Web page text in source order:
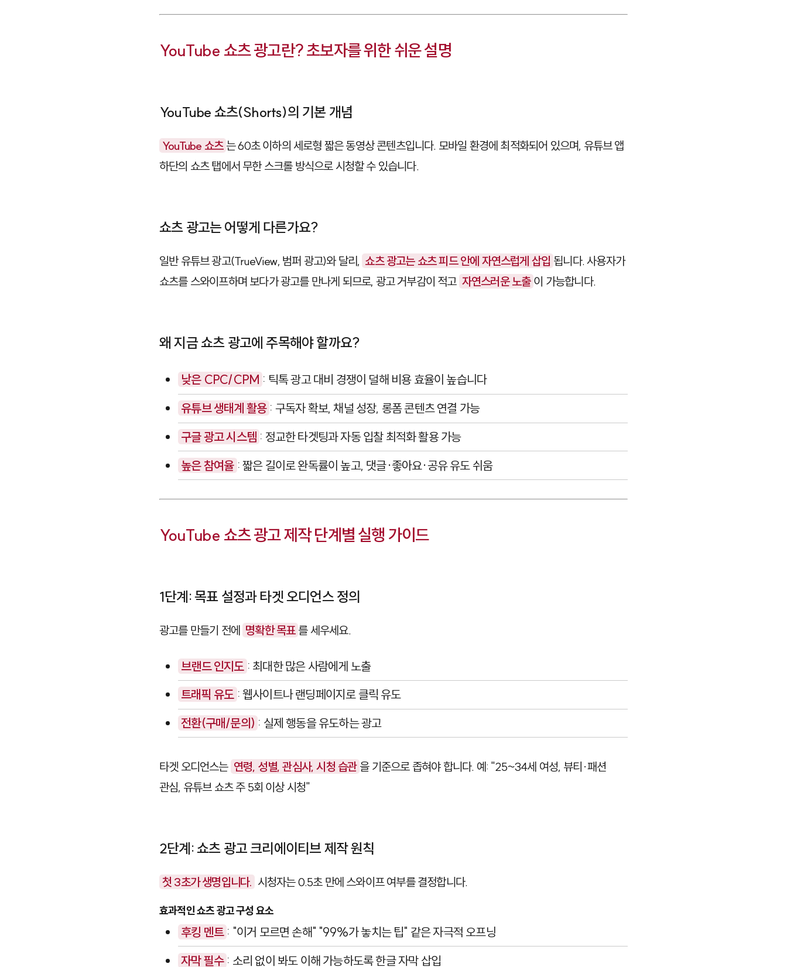
YouTube 쇼츠 광고란? 초보자를 위한 쉬운 설명
YouTube 쇼츠(Shorts)의 기본 개념
YouTube 쇼츠 는 60초 이하의 세로형 짧은 동영상 콘텐츠입니다. 모바일 환경에 최적화되어 있으며, 유튜브 앱
하단의 쇼츠 탭에서 무한 스크롤 방식으로 시청할 수 있습니다.
쇼츠 광고는 어떻게 다른가요?
일반 유튜브 광고(TrueView, 범퍼 광고)와 달리, 쇼츠 광고는 쇼츠 피드 안에 자연스럽게 삽입 됩니다. 사용자가
쇼츠를 스와이프하며 보다가 광고를 만나게 되므로, 광고 거부감이 적고 자연스러운 노출 이 가능합니다.
왜 지금 쇼츠 광고에 주목해야 할까요?
낮은 CPC/CPM : 틱톡 광고 대비 경쟁이 덜해 비용 효율이 높습니다
유튜브 생태계 활용 : 구독자 확보, 채널 성장, 롱폼 콘텐츠 연결 가능
구글 광고 시스템 : 정교한 타겟팅과 자동 입찰 최적화 활용 가능
높은 참여율 : 짧은 길이로 완독률이 높고, 댓글·좋아요·공유 유도 쉬움
YouTube 쇼츠 광고 제작 단계별 실행 가이드
1단계: 목표 설정과 타겟 오디언스 정의
광고를 만들기 전에 명확한 목표 를 세우세요.
브랜드 인지도 : 최대한 많은 사람에게 노출
트래픽 유도 : 웹사이트나 랜딩페이지로 클릭 유도
전환(구매/문의) : 실제 행동을 유도하는 광고
타겟 오디언스는 연령, 성별, 관심사, 시청 습관 을 기준으로 좁혀야 합니다. 예: "25~34세 여성, 뷰티·패션
관심, 유튜브 쇼츠 주 5회 이상 시청"
2단계: 쇼츠 광고 크리에이티브 제작 원칙
첫 3초가 생명입니다. 시청자는 0.5초 만에 스와이프 여부를 결정합니다.
효과적인 쇼츠 광고 구성 요소
후킹 멘트 : "이거 모르면 손해" "99%가 놓치는 팁" 같은 자극적 오프닝
자막 필수 : 소리 없이 봐도 이해 가능하도록 한글 자막 삽입